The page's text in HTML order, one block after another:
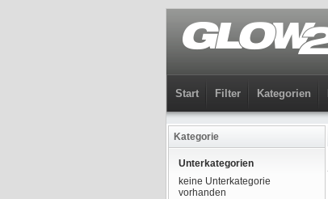
Start Filter Kategorien
Kategorie
Unterkategorien
keine Unterkategorie
vorhanden